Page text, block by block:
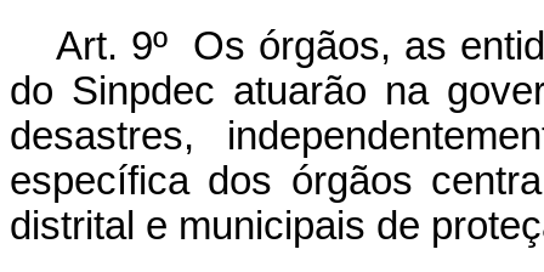
Art. 9º Os órgãos, as
do Sinpdec atuarão na
desastres,
específica dos órgãos
distrital e municipais de